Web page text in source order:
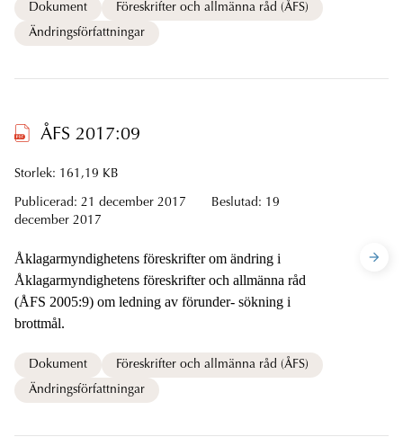
Dokument
Föreskrifter och allmänna råd (ÅFS)
Ändringsförfattningar
ÅFS 2017:09
Storlek: 161,19 KB
Publicerad: 21 december 2017 Beslutad: 19
december 2017
Åklagarmyndighetens föreskrifter om ändring i
Åklagarmyndighetens föreskrifter och allmänna råd
(ÅFS 2005:9) om ledning av förunder- sökning i
brottmål.
Dokument
Föreskrifter och allmänna råd (ÅFS)
Ändringsförfattningar